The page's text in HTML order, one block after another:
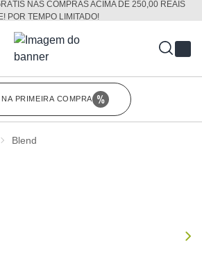
NAS COMPRAS ACIMA DE 250,00 REAIS
POR TEMPO LIMITADO!
PRIMEIRA COMPRA
Blend